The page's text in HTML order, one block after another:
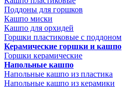
Поддоны для горшков
Кашпо миски
Кашпо для орхидей
Горшки пластиковые с поддоном
Керамические горшки и кашпо
Горшки керамические
Напольные кашпо
Напольные кашпо из пластика
Напольные кашпо из керамики